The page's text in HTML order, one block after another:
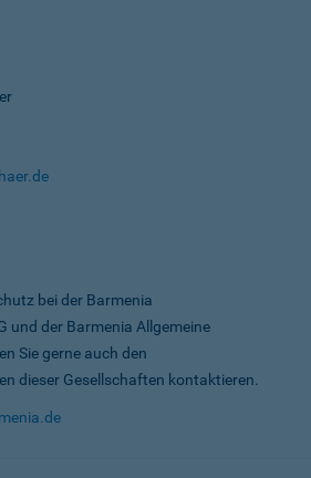
bei der Barmenia
und der Barmenia Allgemeine
Sie gerne auch den
dieser Gesellschaften kontaktieren.